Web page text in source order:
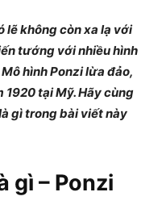
lẽ không còn xa lạ với
tướng với nhiều hình
hình Ponzi lừa đảo,
tại Mỹ. Hãy cùng
gì trong bài viết này
gì – Ponzi